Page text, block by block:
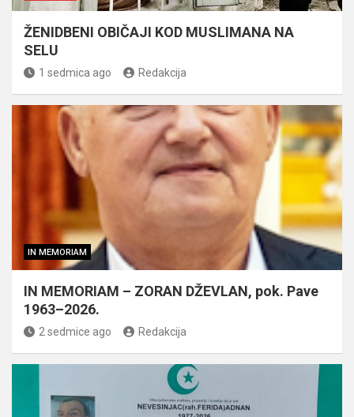
ŽENIDBENI OBIČAJI KOD MUSLIMANA NA
SELU
1 sedmica ago Redakcija
IN MEMORIAM
IN MEMORIAM – ZORAN DŽEVLAN, pok. Pave
1963–2026.
2 sedmice ago Redakcija